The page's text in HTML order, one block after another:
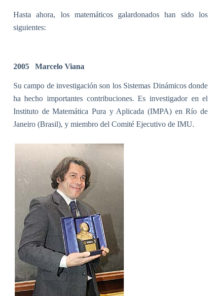
Hasta ahora, los matemáticos galardonados han sido los
siguientes:
2005 Marcelo Viana
Su campo de investigación son los Sistemas Dinámicos donde
ha hecho importantes contribuciones. Es investigador en el
Instituto de Matemática Pura y Aplicada (IMPA) en Río de
Janeiro (Brasil), y miembro del Comité Ejecutivo de IMU.